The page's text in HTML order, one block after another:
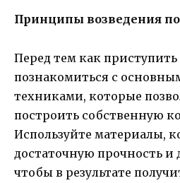
Принципы возведения
Перед тем как
познакомиться с
техниками, которые
построить собственную
Используйте материалы,
достаточную прочность и
чтобы в результате